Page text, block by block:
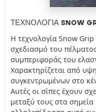
ΤΕΧΝΟΛΟΓΊΑ SNOW
Η τεχνολογία Snow Grip
σχεδιασμό του
συμπεριφοράς του
Χαρακτηρίζεται από
συγκεντρωμένων στο
Αυτές οι σίπες έχουν
μεταξύ τους στα